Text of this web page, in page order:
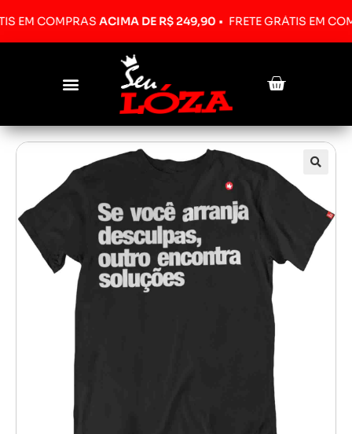
COMPRASACIMA DE R$ 249,90• FRETE GRÁTIS EM